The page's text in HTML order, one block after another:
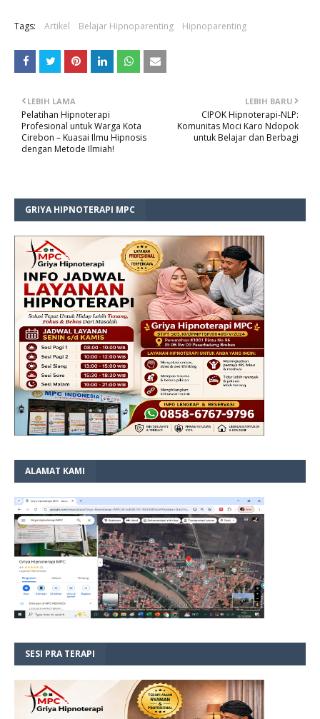
Tags: Artikel Belajar Hipnoparenting Hipnoparenting
LEBIH BARU
CIPOK Hipnoterapi-NLP:
Komunitas Moci Karo Ndopok
untuk Belajar dan Berbagi
LEBIH LAMA
Pelatihan Hipnoterapi
Profesional untuk Warga Kota
Cirebon – Kuasai Ilmu Hipnosis
dengan Metode Ilmiah!
GRIYA HIPNOTERAPI MPC
ALAMAT KAMI
SESI PRA TERAPI